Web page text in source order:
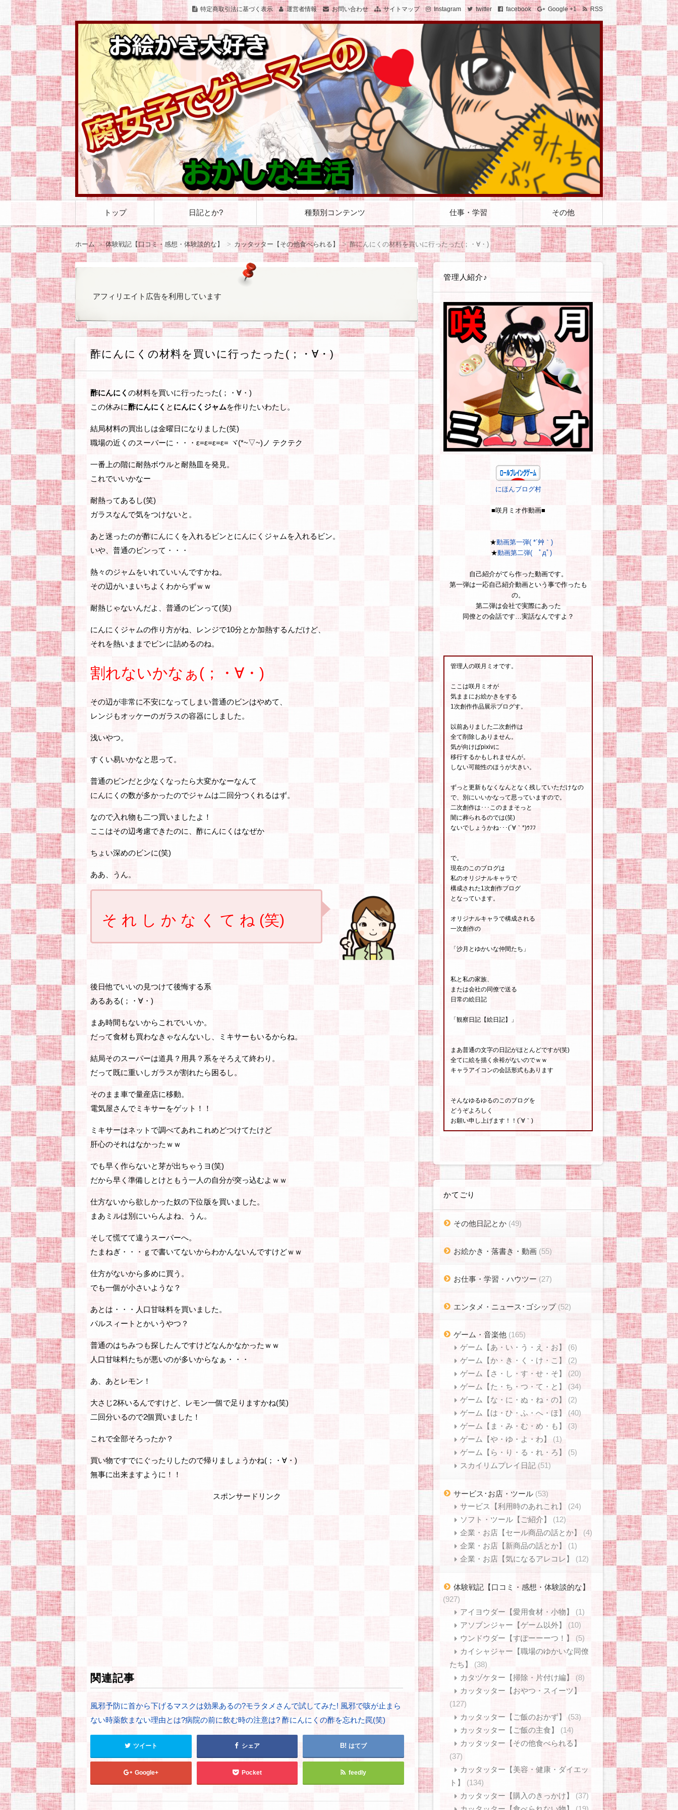
特定商取引法に基づく表示 運営者情報 お問い合わせ サイトマップ Instagram twitter facebook Google +1 RSS
お絵かき大好き 腐女子でゲーマーのおかしな生活
お絵かきとゲームをこよなく愛する腐女子のおかしな生活を絵と文で綴ります
ン
ツ
へ
トップ 日記とか?
観察日記 観察日記【咲月さんち】
観察日記【世間様の様子】
観察日記【ゲーム・遊び】
観察日記【ダイエット編】
観察日記【美容編】
観察日記【健康編】
観察日記【絵日記】
観察日記【職場のゆかいな同僚たち】
ラノベやコミックの感想等
ゲームのプレイ日記や感想等
オカンと乳がん
気になったもの
ぽっちゃりファッション
お知らせ
種類別コンテンツ
体験戦記各種 体験戦記アイヨウダー【愛用食材・小物】
体験戦記アソンダー【ゲーム・遊び】
体験戦記エヲカイター【お絵かき編】
体験戦記オシリダイジ【便秘・痔】
体験戦記カタヅケター【掃除・片付け編】
体験戦記カッタッター【お買い物編】
体験戦記ケンコウダイイチ【美容・健康】
体験戦記シッパイダー【失敗談等】
体験戦記ゼッショクダー【プチ絶食生活】
体験戦記タノシンダー【行事やイベント編】
体験戦記タベッター【食べ物編】
体験戦記タメシター【お試し編】
体験戦記タメシター【対策・改善】
体験戦記タイヘンジャー【非常時・防災対策】
体験戦記ダイエッター【オートミール編】
体験戦記ダイエッター【ゆるい糖質カット】
体験戦記ダイエッター【人間になりたい編】
体験戦記ダイエッター【低GIチャレンジ】
体験戦記【料理ネタ】
体験戦記ドウガー【動画作成】
体験戦記ノンダー【飲み物編】
体験戦記ノウゼイジャー【ふるさと納税】
体験戦記ヒッコシター【引越し編】
体験戦記料理編 体験戦記ツクッター【その他】
体験戦記ツクッター【リュウジ】
体験戦記ツクッター【りなてぃ】
体験戦記ツクッター【山本ゆり】
解説戦記各種 解説戦隊アソブンジャー【趣味・遊び編】
解説戦隊イキイキジャー【美容・健康編】
解説戦隊イベンター【イベント情報】
解説戦隊エヲカイター【お絵かき編】
解説戦隊カスタマイジャー【カスタマイズ編】
解説戦隊シラベッター【その他疑問】
解説戦隊ツカイカター【使い方編】
解説戦隊タベルンジャー【食べ物編】
解説戦隊デキルンジャー【登録・設定編】
解説戦隊ワカルンジャー【用語編】
解説戦隊ノムンジャー【飲み物編】
企業・お店 企業・お店ーおおむぎ工房
企業・お店ーニトリ
企業・お店ーモラタメ
企業・お店ーユニクロ
企業・お店ーリュリュモール
企業・お店－BASEFOOD
企業・お店－コンビニ各社
企業・お店－シャトレーゼ
企業・お店－タマチャンショップ
企業・お店－ヤフーショッピング
企業・お店－楽天市場
読書感想 読書感想【本に関する情報やお話】
読書感想【その他の本】
読書感想【ライトノベル】
読書感想【コミック】
読書感想【恋愛要素薄めか皆無】
読書感想【現代社会風恋愛もの】
読書感想【異世界転生・転移・召喚】
読書感想【貴族・外国風恋愛もの】
読書感想【BL/女性向/男×男注意
仕事・学習
アフィリエイト講座
WordPress(ワードプレス)
テーマ・テンプレート
SIRIUS(シリウス)関連
BANNERPLUS(バナープラス)関連
無料ブログ
ASP・広告
ウェブサービス・店舗・企業
ソフト・ツール
お得情報やお小遣い稼ぎとか
その他
サイトマップ
プライバシーポリシー
ホーム
体験戦記【口コミ・感想・体験談的な】 カッタッター【その他食べられる】 酢にんにくの材料を買いに行ったった(；・∀・)
アフィリエイト広告を利用しています
酢にんにくの材料を買いに行ったった(；・∀・)
酢にんにく の材料を買いに行ったった(；・∀・)
この休みに酢にんにく と にんにくジャムを作りたいわたし。
結局材料の買出しは金曜日になりました(笑)
職場の近くのスーパーに・・・ε=ε=ε=ε= ヾ(*~▽~)ノ テクテク
一番上の階に耐熱ボウルと耐熱皿を発見。
これでいいかなー
耐熱ってあるし(笑)
ガラスなんで気をつけないと。
あと迷ったのが酢にんにくを入れるビンとにんにくジャムを入れるビン。
いや、普通のビンって・・・
熱々のジャムをいれていいんですかね。
その辺がいまいちよくわからずｗｗ
耐熱じゃないんだよ、普通のビンって(笑)
にんにくジャムの作り方がね、レンジで10分とか加熱するんだけど、
それを熱いままでビンに詰めるのね。
割れないかなぁ(；・∀・)
その辺が非常に不安になってしまい普通のビンはやめて、
レンジもオッケーのガラスの容器にしました。
浅いやつ。
すくい易いかなと思って。
普通のビンだと少なくなったら大変かなーなんて
にんにくの数が多かったのでジャムは二回分つくれるはず。
なので入れ物も二つ買いましたよ！
ここはその辺考慮できたのに、酢にんにくはなぜか
ちょい深めのビンに(笑)
ああ、うん。
そ れ し か な く て ね (笑)
後日他でいいの見つけて後悔する系
あるある(；・∀・)
まあ時間もないからこれでいいか。
だって食材も買わなきゃなんないし、ミキサーもいるからね。
結局そのスーパーは道具？用具？系をそろえて終わり。
だって既に重いしガラスが割れたら困るし。
そのまま車で量産店に移動。
電気屋さんでミキサーをゲット！！
ミキサーはネットで調べてあれこれめどつけてたけど
肝心のそれはなかったｗｗ
でも早く作らないと芽が出ちゃうヨ(笑)
だから早く準備しとけともう一人の自分が突っ込むよｗｗ
仕方ないから欲しかった奴の下位版を買いました。
まあミルは別にいらんよね、うん。
そして慌てて違うスーパーへ。
たまねぎ・・・ｇで書いてないからわかんないんですけどｗｗ
仕方がないから多めに買う。
でも一個が小さいような？
あとは・・・人口甘味料を買いました。
パルスィートとかいうやつ？
普通のはちみつも探したんですけどなんかなかったｗｗ
人口甘味料たちが悪いのが多いからなぁ・・・
あ、あとレモン！
大さじ2杯いるんですけど、レモン一個で足りますかね(笑)
二回分いるので2個買いました！
これで全部そろったか？
買い物ですでにぐったりしたので帰りましょうかね(；・∀・)
無事に出来ますように！！
スポンサードリンク
関連記事
風邪予防に首から下げるマスクは効果あるの?モラタメさんで試してみた! 風邪で咳が止まら
ない時薬飲まない理由とは?病院の前に飲む時の注意は? 酢にんにくの酢を忘れた罠(笑)
ツイート シェア はてブ
Google+ Pocket feedly
管理人紹介♪
にほんブログ村
■咲月ミオ作動画■
★動画第一弾( *´艸｀)
★動画第二弾( ﾟдﾟ)
自己紹介がてら作った動画です。
第一弾は一応自己紹介動画という事で作ったも
の。
第二弾は会社で実際にあった
同僚との会話です…実話なんですよ？
管理人の咲月ミオです。
ここは咲月ミオが
気ままにお絵かきをする
1次創作作品展示ブログす。
以前ありました二次創作は
全て削除しありません。
気が向けばpixivに
移行するかもしれませんが。
しない可能性のほうが大きい。
ずっと更新もなくなんとなく残していただけなの
で、別にいいかなって思っていますので。
二次創作は･･･このままそっと
闇に葬られるのでは(笑)
ないでしょうかね･･･(´∀｀*)ｳﾌﾌ
で。
現在のこのブログは
私のオリジナルキャラで
構成された1次創作ブログ
となっています。
オリジナルキャラで構成される
一次創作の
「沙月とゆかいな仲間たち」
私と私の家族、
または会社の同僚で送る
日常の絵日記
「観察日記【絵日記】」
まあ普通の文字の日記がほとんどですが(笑)
全てに絵を描く余裕がないのでｗｗ
キャラアイコンの会話形式もあります
そんなゆるゆるのこのブログを
どうぞよろしく
お願い申し上げます！！(´∀｀)
かてごり
その他日記とか (49)
お絵かき・落書き・動画 (55)
お仕事・学習・ハウツー (27)
エンタメ・ニュース･ゴシップ(52)
ゲーム・音楽他 (165)
ゲーム【あ・い・う・え・お】
(6)
ゲーム【か・き・く・け・こ】
(2)
ゲーム【さ・し・す・せ・そ】
(20)
ゲーム【た・ち・つ・て・と】
(34)
ゲーム【な・に・ぬ・ね・の】
(2)
ゲーム【は・ひ・ふ・へ・ほ】
(40)
ゲーム【ま・み・む・め・も】
(3)
ゲーム【や・ゆ・よ・わ】
(1)
ゲーム【ら・り・る・れ・ろ】
(5)
スカイリムプレイ日記 (51)
サービス･お店・ツール (53)
サービス【利用時のあれこれ】
(24)
ソフト・ツール【ご紹介】
(12)
企業・お店【セール商品の話とか】
(4)
企業・お店【新商品の話とか】
(1)
企業・お店【気になるアレコレ】
(12)
体験戦記【口コミ・感想・体験談的な】
(927)
アイヨウダー【愛用食材・小物】
(1)
アソブンジャー【ゲーム以外】
(10)
ウンドウダー【すぽーーーつ！】
(5)
カイシャジャー【職場のゆかいな同僚
たち】
(38)
カタヅケター【掃除・片付け編】
(8)
カッタッター【おやつ・スイーツ】
(127)
カッタッター【ご飯のおかず】
(53)
カッタッター【ご飯の主食】
(14)
カッタッター【その他食べられる】
(37)
カッタッター【美容・健康・ダイエッ
ト】
(134)
カッタッター【購入のきっかけ】
(37)